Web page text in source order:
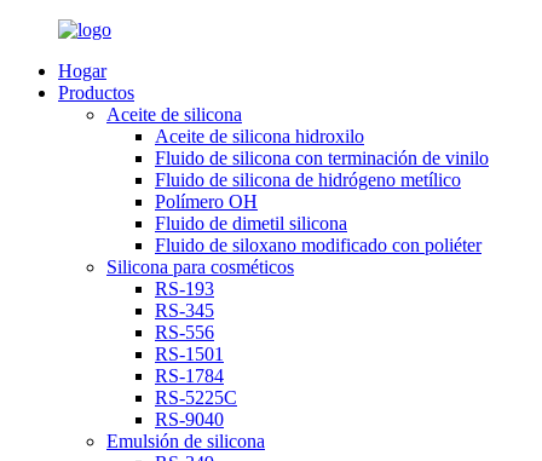
Hogar
Productos
Aceite de silicona
Aceite de silicona hidroxilo
Fluido de silicona con terminación de vinilo
Fluido de silicona de hidrógeno metílico
Polímero OH
Fluido de dimetil silicona
Fluido de siloxano modificado con poliéter
Silicona para cosméticos
RS-193
RS-345
RS-556
RS-1501
RS-1784
RS-5225C
RS-9040
Emulsión de silicona